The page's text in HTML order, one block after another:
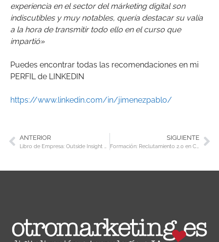
experiencia en el sector del márketing digital son
indiscutibles y muy notables, quería destacar su valía
a la hora de transmitir todo ello en el curso que
impartió»
Puedes encontrar todas las recomendaciones en mi
PERFIL de LINKEDIN
https://www.linkedin.com/in/jimenezpablo/
ANTERIOR
Libro de Empresa: Outside Insight por Jorn Lyseggen
SIGUIENTE
Formación: Reclutamiento 2.0 en Cámara de Gipuzkoa